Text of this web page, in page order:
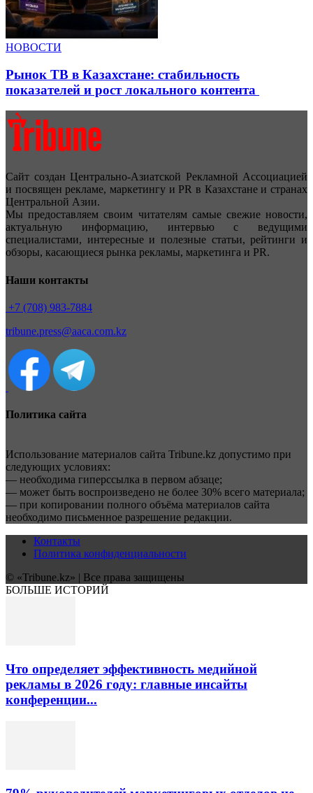
НОВОСТИ
Рынок ТВ в Казахстане: стабильность
показателей и рост локального контента
Сайт создан Центрально-Азиатской Рекламной Ассоциацией
и посвящен рекламе, маркетингу и PR в Казахстане и странах
Центральной Азии.
Мы предоставляем своим читателям самые свежие новости,
актуальную информацию, интервью с ведущими
специалистами, интересные и полезные статьи, рейтинги и
обзоры, касающиеся рынка рекламы, маркетинга и PR.
Наши контакты
+7 (708) 983-7884
tribune.press@aaca.com.kz
Политика сайта
Использование материалов сайта Tribune.kz допустимо при
следующих условиях:
— необходима гиперссылка в первом абзаце;
— может быть воспроизведено не более 30% всего материала;
— при копировании полного объёма материалов сайта
необходимо письменное разрешение редакции.
Контакты
Политика конфиденциальности
© «Tribune.kz» | Все права защищены
БОЛЬШЕ ИСТОРИЙ
Что определяет эффективность медийной
рекламы в 2026 году: главные инсайты
конференции...